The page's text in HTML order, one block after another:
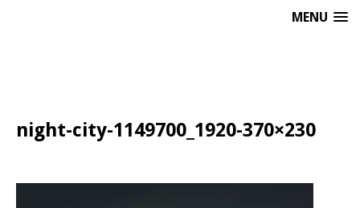
MENU
night-city-1149700_1920-370×230